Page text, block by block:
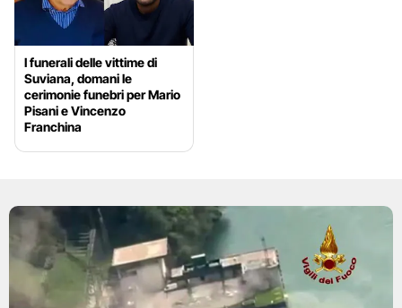
I funerali delle vittime di
Suviana, domani le
cerimonie funebri per Mario
Pisani e Vincenzo
Franchina